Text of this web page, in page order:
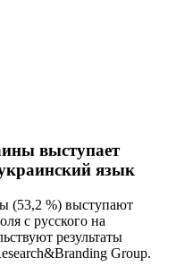
выступает
язык
(53,2 %) выступают
с русского на
результаты
Group.